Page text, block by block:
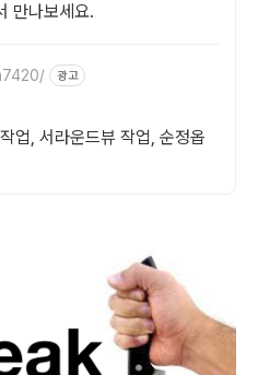
만나보세요.
광고
업, 서라운드뷰 작업, 순정옵